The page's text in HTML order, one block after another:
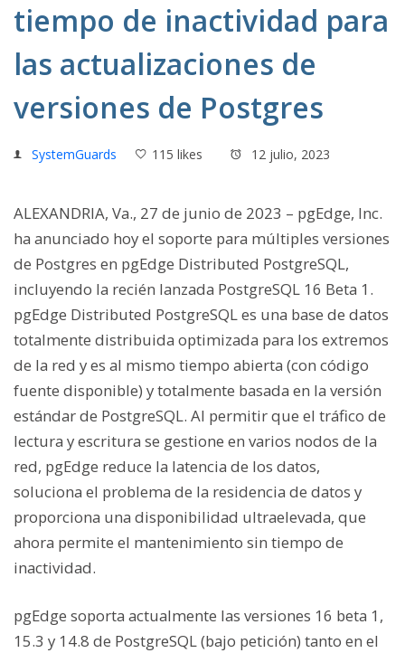
tiempo de inactividad para
las actualizaciones de
versiones de Postgres
SystemGuards 115 likes 12 julio, 2023
ALEXANDRIA, Va., 27 de junio de 2023 – pgEdge, Inc.
ha anunciado hoy el soporte para múltiples versiones
de Postgres en pgEdge Distributed PostgreSQL,
incluyendo la recién lanzada PostgreSQL 16 Beta 1.
pgEdge Distributed PostgreSQL es una base de datos
totalmente distribuida optimizada para los extremos
de la red y es al mismo tiempo abierta (con código
fuente disponible) y totalmente basada en la versión
estándar de PostgreSQL. Al permitir que el tráfico de
lectura y escritura se gestione en varios nodos de la
red, pgEdge reduce la latencia de los datos,
soluciona el problema de la residencia de datos y
proporciona una disponibilidad ultraelevada, que
ahora permite el mantenimiento sin tiempo de
inactividad.
pgEdge soporta actualmente las versiones 16 beta 1,
15.3 y 14.8 de PostgreSQL (bajo petición) tanto en el